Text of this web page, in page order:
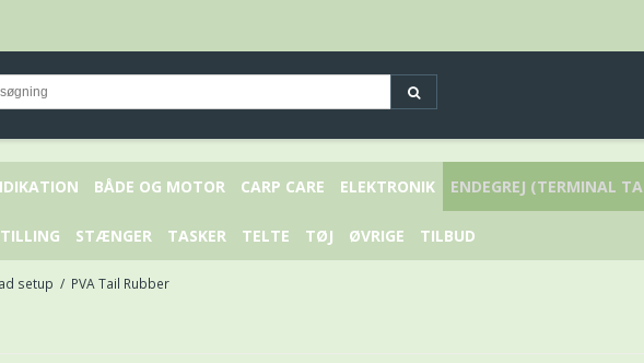
BÅDE OG MOTOR CARP CARE ELEKTRONIK ENDEGREJ (TERMINAL
STÆNGER TASKER TELTE TØJ ØVRIGE TILBUD
setup / PVA Tail Rubber